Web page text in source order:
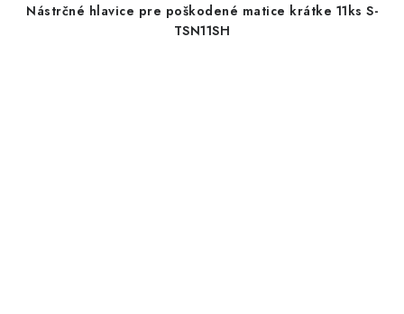
Nástrčné hlavice pre poškodené matice krátke 11ks S-
TSN11SH